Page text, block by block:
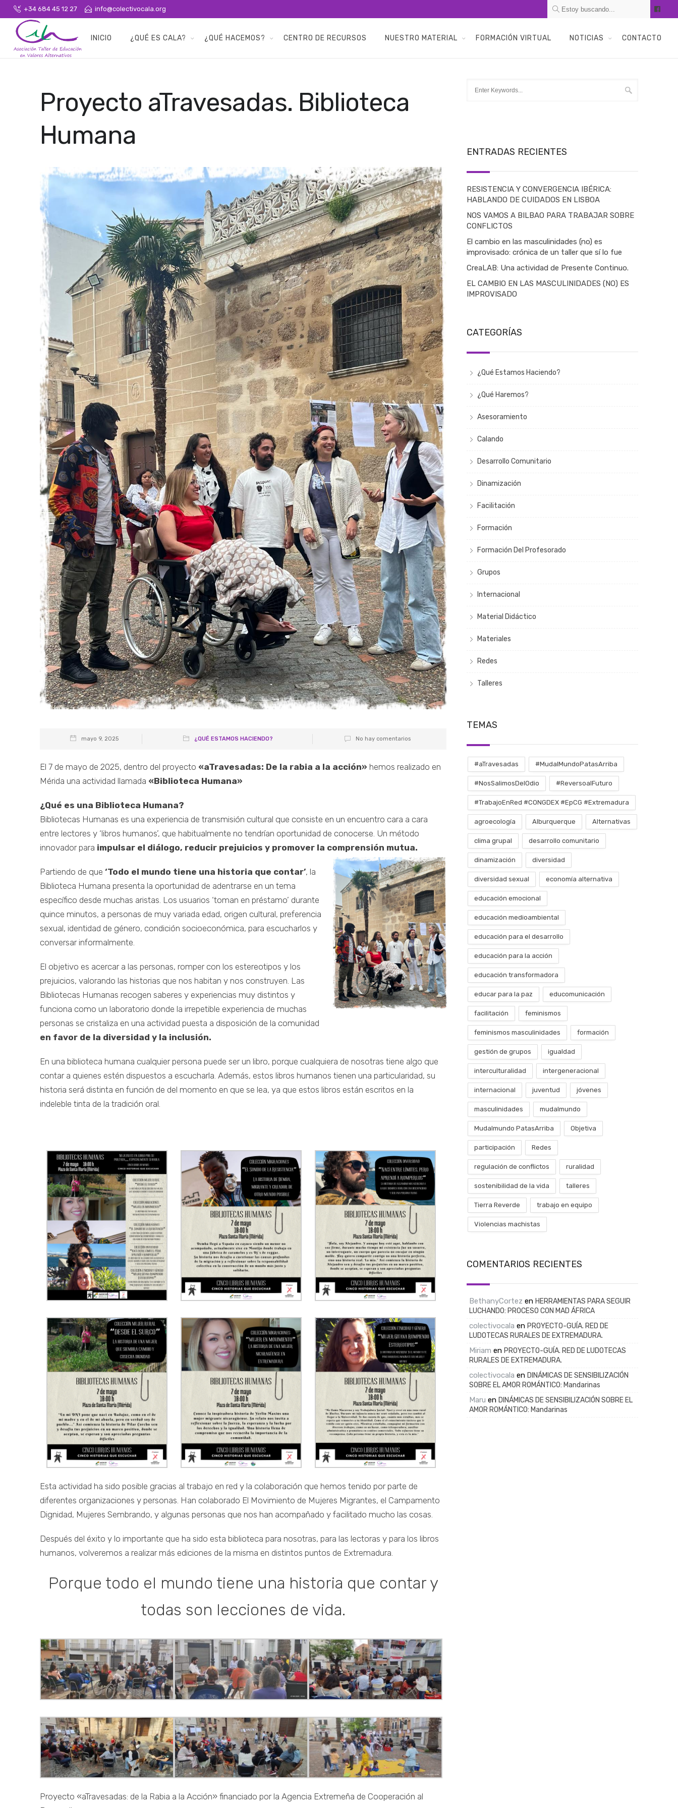
+34 684 45 12 27 info@colectivocala.org
INICIO ¿QUÉ ES CALA? ¿QUÉ HACEMOS? CENTRO DE RECURSOS NUESTRO MATERIAL FORMACIÓN VIRTUAL NOTICIAS CONTACTO
Proyecto aTravesadas. Biblioteca
Humana
mayo 9, 2025 ¿QUÉ ESTAMOS HACIENDO? No hay comentarios
El 7 de mayo de 2025, dentro del proyecto «aTravesadas: De la rabia a la acción» hemos realizado en
Mérida una actividad llamada «Biblioteca Humana»
¿Qué es una Biblioteca Humana?
Bibliotecas Humanas es una experiencia de transmisión cultural que consiste en un encuentro cara a cara
entre lectores y ‘libros humanos’, que habitualmente no tendrían oportunidad de conocerse. Un método
innovador para impulsar el diálogo, reducir prejuicios y promover la comprensión mutua.
Partiendo de que ‘Todo el mundo tiene una historia que contar’, la
Biblioteca Humana presenta la oportunidad de adentrarse en un tema
específico desde muchas aristas. Los usuarios ‘toman en préstamo’ durante
quince minutos, a personas de muy variada edad, origen cultural, preferencia
sexual, identidad de género, condición socioeconómica, para escucharlos y
conversar informalmente.
El objetivo es acercar a las personas, romper con los estereotipos y los
prejuicios, valorando las historias que nos habitan y nos construyen. Las
Bibliotecas Humanas recogen saberes y experiencias muy distintos y
funciona como un laboratorio donde la irrepetible experiencia de muchas
personas se cristaliza en una actividad puesta a disposición de la comunidad
en favor de la diversidad y la inclusión.
En una biblioteca humana cualquier persona puede ser un libro, porque cualquiera de nosotras tiene algo que
contar a quienes estén dispuestos a escucharla. Además, estos libros humanos tienen una particularidad, su
historia será distinta en función de del momento en que se lea, ya que estos libros están escritos en la
indeleble tinta de la tradición oral.
Esta actividad ha sido posible gracias al trabajo en red y la colaboración que hemos tenido por parte de
diferentes organizaciones y personas. Han colaborado El Movimiento de Mujeres Migrantes, el Campamento
Dignidad, Mujeres Sembrando, y algunas personas que nos han acompañado y facilitado mucho las cosas.
Después del éxito y lo importante que ha sido esta biblioteca para nosotras, para las lectoras y para los libros
humanos, volveremos a realizar más ediciones de la misma en distintos puntos de Extremadura.
Porque todo el mundo tiene una historia que contar y
todas son lecciones de vida.
Proyecto «aTravesadas: de la Rabia a la Acción» financiado por la Agencia Extremeña de Cooperación al
ENTRADAS RECIENTES
RESISTENCIA Y CONVERGENCIA IBÉRICA:
HABLANDO DE CUIDADOS EN LISBOA
NOS VAMOS A BILBAO PARA TRABAJAR SOBRE
CONFLICTOS
El cambio en las masculinidades (no) es
improvisado: crónica de un taller que sí lo fue
CreaLAB: Una actividad de Presente Continuo.
EL CAMBIO EN LAS MASCULINIDADES (NO) ES
IMPROVISADO
CATEGORÍAS
¿Qué Estamos Haciendo?
¿Qué Haremos?
Asesoramiento
Calando
Desarrollo Comunitario
Dinamización
Facilitación
Formación
Formación Del Profesorado
Grupos
Internacional
Material Didáctico
Materiales
Redes
Talleres
TEMAS
#aTravesadas #MudalMundoPatasArriba
#NosSalimosDelOdio #ReversoalFuturo
#TrabajoEnRed #CONGDEX #EpCG #Extremadura
agroecología Alburquerque Alternativas
clima grupal desarrollo comunitario
dinamización diversidad
diversidad sexual economía alternativa
educación emocional
educación medioambiental
educación para el desarrollo
educación para la acción
educación transformadora
educar para la paz educomunicación
facilitación feminismos
feminismos masculinidades formación
gestión de grupos igualdad
interculturalidad intergeneracional
internacional juventud jóvenes
masculinidades mudalmundo
Mudalmundo PatasArriba Objetiva
participación Redes
regulación de conflictos ruralidad
sostenibilidad de la vida talleres
Tierra Reverde trabajo en equipo
Violencias machistas
COMENTARIOS RECIENTES
BethanyCortez en HERRAMIENTAS PARA SEGUIR
LUCHANDO: PROCESO CON MAD ÁFRICA
colectivocala en PROYECTO-GUÍA. RED DE
LUDOTECAS RURALES DE EXTREMADURA.
Miriam en PROYECTO-GUÍA. RED DE LUDOTECAS
RURALES DE EXTREMADURA.
colectivocala en DINÁMICAS DE SENSIBILIZACIÓN
SOBRE EL AMOR ROMÁNTICO: Mandarinas
Maru en DINÁMICAS DE SENSIBILIZACIÓN SOBRE EL
AMOR ROMÁNTICO: Mandarinas